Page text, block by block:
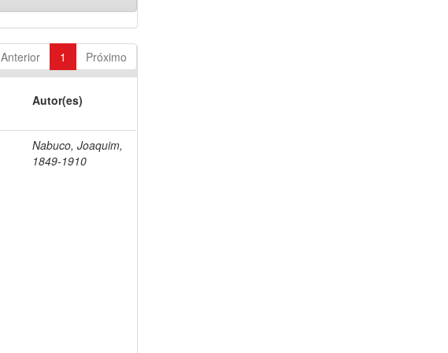
Anterior 1 Próximo
Autor(es)
Nabuco, Joaquim,
1849-1910